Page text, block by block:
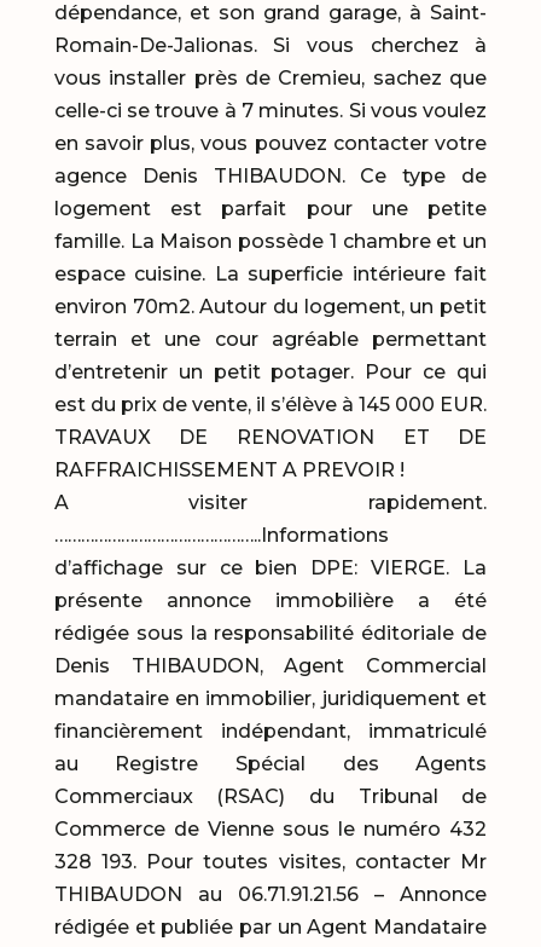
dépendance, et son grand garage, à Saint-
Romain-De-Jalionas. Si vous cherchez à
vous installer près de Cremieu, sachez que
celle-ci se trouve à 7 minutes. Si vous voulez
en savoir plus, vous pouvez contacter votre
agence Denis THIBAUDON. Ce type de
logement est parfait pour une petite
famille. La Maison possède 1 chambre et un
espace cuisine. La superficie intérieure fait
environ 70m2. Autour du logement, un petit
terrain et une cour agréable permettant
d’entretenir un petit potager. Pour ce qui
est du prix de vente, il s’élève à 145 000 EUR.
TRAVAUX DE RENOVATION ET DE
RAFFRAICHISSEMENT A PREVOIR !
A visiter rapidement.
………………………………………..Informations
d’affichage sur ce bien DPE: VIERGE. La
présente annonce immobilière a été
rédigée sous la responsabilité éditoriale de
Denis THIBAUDON, Agent Commercial
mandataire en immobilier, juridiquement et
financièrement indépendant, immatriculé
au Registre Spécial des Agents
Commerciaux (RSAC) du Tribunal de
Commerce de Vienne sous le numéro 432
328 193. Pour toutes visites, contacter Mr
THIBAUDON au 06.71.91.21.56 – Annonce
rédigée et publiée par un Agent Mandataire